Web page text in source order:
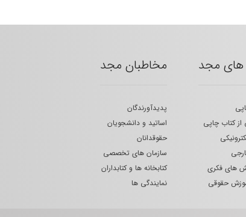
های مجد
کتاب چاپی
های فکری
حقوقی
مخاطبان مجد
پدیدآورندگان
اساتید و دانشجویان
حقوقدانان
سازمان های تخصصی
کتابخانه ها و کتابداران
نمایندگی ها